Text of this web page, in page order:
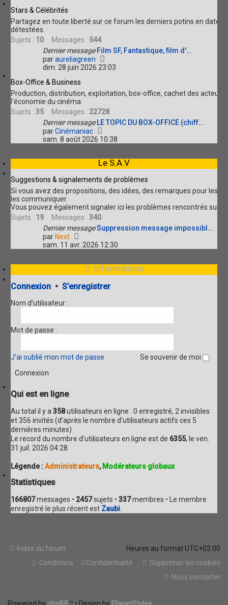
s
e
l
r
i
m
s
s
a
e
Stars & Célébrités
Partagez en toute liberté sur ce forum les derniers potins en date
détestées.
Sujets : 10 Messages : 544
Dernier message Film SF, Fantastique, film d'…
paraureliagreen
o
l
d
e
r
i
m
s
s
g
dim. 28 juin 2026 23:03
Box-Office & Business
Production, distribution, exploitation, box-office, cachet des
l'économie du cinéma.
Sujets :35 Messages : 22728
Dernier message LE TOPIC DU BOX-OFFICE (chiff…
parCinémaniac
o
l
e
d
r
n
i
r
e
a
g
e
sam. 8 août 2026 10:38
Le S.A.V
Suggestions & signalements de problèmes
Si vous avez des propositions, des idées, des remarques pour les
les communiquer.
Vous pouvez également signaler ici les problèmes rencontrés sur
Sujets : 19 Messages :340
Dernier messageSuppression message impossibl…
par Next
o
e
d
e
n
e
r
e
s
sam. 11 avr. 2026 12:30
Informations
Connexion •S’enregistrer
Nom d’utilisateur :
Mot de passe :
J’ai oublié mon mot de passe Se souvenir de moi
Qui est en ligne
Au total il y a358utilisateurs en ligne : 0 enregistré, 2 invisibles
et 356 invités (d’après le nombre d’utilisateurs actifs ces 5
dernières minutes)
Le record du nombre d’utilisateurs en ligne est de 6355, le ven.
31 juil. 2026 04:28
Légende :Administrateurs, Modérateurs globaux
Statistiques
166807messages • 2457sujets •337membres • Le membre
enregistré le plus récent est Zaubi
Index du forum Heures au format UTC+02:00
Supprimer les cookies
Confidentialité
Conditions
Nous contacter